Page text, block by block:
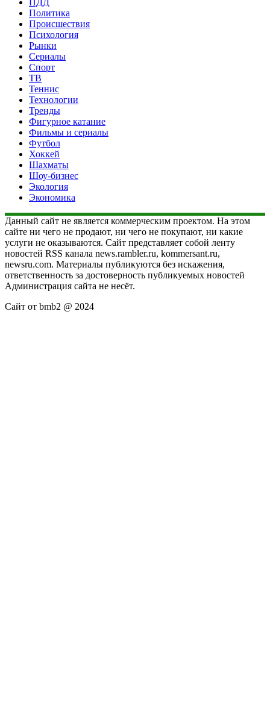
Политика
Происшествия
Психология
Рынки
Сериалы
Спорт
ТВ
Теннис
Технологии
Тренды
Фигурное катание
Фильмы и сериалы
Футбол
Хоккей
Шахматы
Шоу-бизнес
Экология
Экономика
Данный сайт не является коммерческим проектом. На этом
сайте ни чего не продают, ни чего не покупают, ни какие
услуги не оказываются. Сайт представляет собой ленту
новостей RSS канала news.rambler.ru, kommersant.ru,
newsru.com. Материалы публикуются без искажения,
ответственность за достоверность публикуемых новостей
Администрация сайта не несёт.
Сайт от bmb2 @ 2024